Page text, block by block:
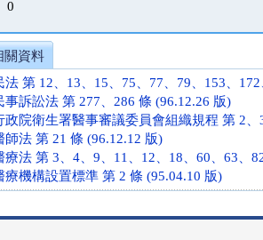
0
關資料
法 第 12、13、15、75、77、79、153、
事訴訟法 第 277、286 條 (96.12.26 版)
政院衛生署醫事審議委員會組織規程 第 2、
師法 第 21 條 (96.12.12 版)
療法 第 3、4、9、11、12、18、60、63、
療機構設置標準 第 2 條 (95.04.10 版)